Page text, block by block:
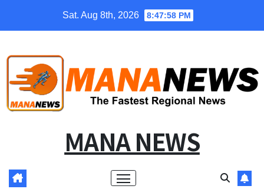
Sat. Aug 8th, 2026 8:47:58 PM
MANA NEWS